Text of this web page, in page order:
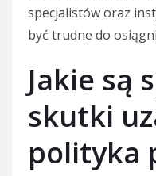
specjalistów oraz
być trudne do
Jakie są
skutki
polityka